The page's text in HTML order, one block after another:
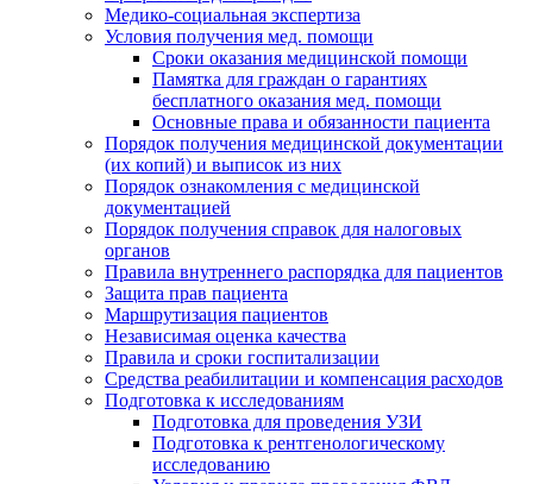
Медико-социальная экспертиза
Условия получения мед. помощи
Сроки оказания медицинской помощи
Памятка для граждан о гарантиях
бесплатного оказания мед. помощи
Основные права и обязанности пациента
Порядок получения медицинской документации
(их копий) и выписок из них
Порядок ознакомления с медицинской
документацией
Порядок получения справок для налоговых
органов
Правила внутреннего распорядка для пациентов
Защита прав пациента
Маршрутизация пациентов
Независимая оценка качества
Правила и сроки госпитализации
Средства реабилитации и компенсация расходов
Подготовка к исследованиям
Подготовка для проведения УЗИ
Подготовка к рентгенологическому
исследованию